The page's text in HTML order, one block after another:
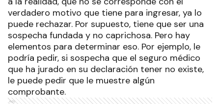
verdadero motivo que tiene para ingresar, ya lo
puede rechazar. Por supuesto, tiene que ser una
sospecha fundada y no caprichosa. Pero hay
elementos para determinar eso. Por ejemplo, le
podría pedir, si sospecha que el seguro médico
que ha jurado en su declaración tener no existe,
le puede pedir que le muestre algún
comprobante.
Ads